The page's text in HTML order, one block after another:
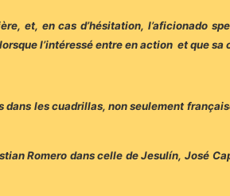
et, en cas d’hésitation, l’aficionado
l’intéressé entre en action et que sa
les cuadrillas, non seulement
Romero dans celle de Jesulín, José